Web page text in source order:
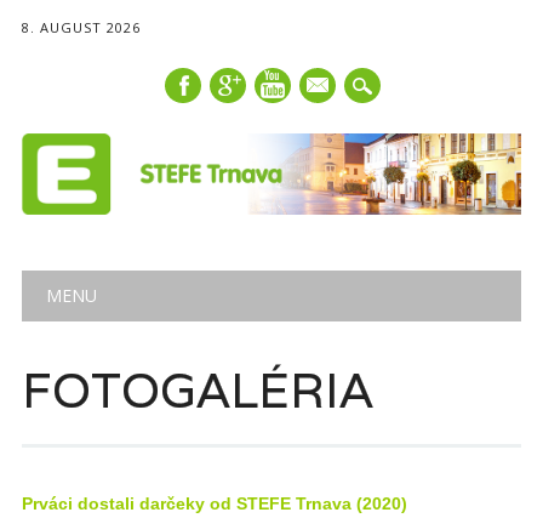
8. AUGUST 2026
mail
Main menu
MENU
FOTOGALÉRIA
Prváci dostali darčeky od STEFE Trnava (2020)